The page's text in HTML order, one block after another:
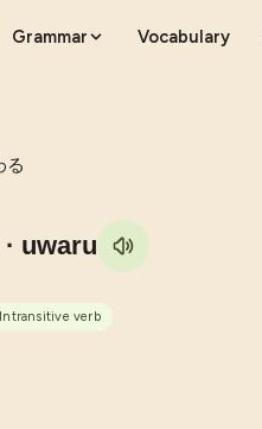
Grammar Vocabulary
る
· uwaru
verb